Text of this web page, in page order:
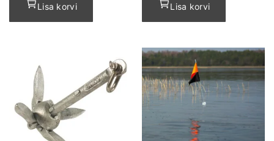
Lisa korvi Lisa korvi